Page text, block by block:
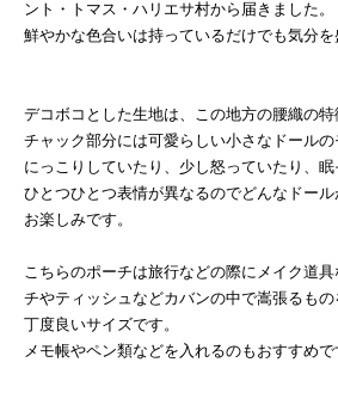
ント・トマス・ハリエサ村から届きました。
鮮やかな色合いは持っているだけでも気分を
デコボコとした生地は、この地方の腰織の特
チャック部分には可愛らしい小さなドールの
にっこりしていたり、少し怒っていたり、
ひとつひとつ表情が異なるのでどんなドー
お楽しみです。
こちらのポーチは旅行などの際にメイク道
チやティッシュなどカバンの中で嵩張るも
丁度良いサイズです。
メモ帳やペン類などを入れるのもおすすめで